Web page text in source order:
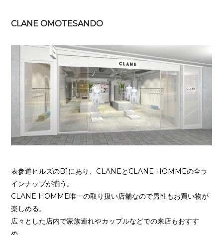
CLANE OMOTESANDO
表参道ヒルズのB1にあり、CLANEとCLANE HOMMEの全ラ
インナップが揃う。
CLANE HOMME唯一の取り扱い店舗なので男性もお買い物が
楽しめる。
広々とした店内で家族連れやカップルなどでの来店もおすす